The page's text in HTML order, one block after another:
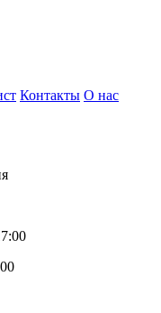
Контакты О нас